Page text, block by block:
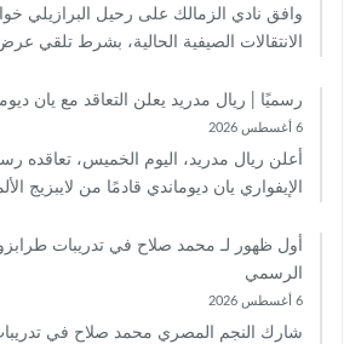
وافق نادي الزمالك على رحيل البرازيلي
الانتقالات الصيفية الحالية، بشرط تلقي
رسميًا | ريال مدريد يعلن التعاقد مع يان
6 أغسطس 2026
أعلن ريال مدريد، اليوم الخميس، تعاقده
الإيفواري يان ديوماندي قادمًا من لايبزيج
أول ظهور لـ محمد صلاح في تدريبات
الرسمي
6 أغسطس 2026
شارك النجم المصري محمد صلاح في